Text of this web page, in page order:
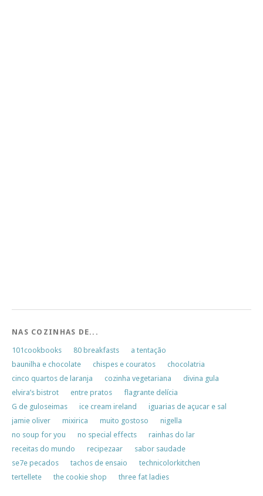
NAS COZINHAS DE...
101cookbooks 80 breakfasts
a tentação
baunilha e chocolate
chispes e couratos
chocolatria
cinco quartos de laranja
cozinha vegetariana
divina gula
elvira’s bistrot
entre pratos
flagrante delícia
G de guloseimas
ice cream ireland
iguarias de açucar e sal
jamie oliver
mixirica muito gostoso
nigella
no soup for you
no special effects
rainhas do lar
receitas do mundo
recipezaar
sabor saudade
se7e pecados
tachos de ensaio
technicolorkitchen
tertellete
the cookie shop three fat ladies